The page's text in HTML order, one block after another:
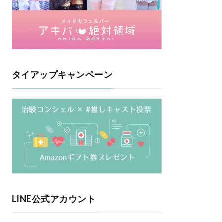
タイアップキャンペーン
LINE公式アカウント